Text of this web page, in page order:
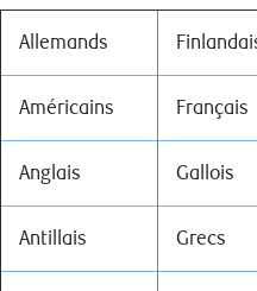
Allemands
Américains Français
Anglais Gallois
Antillais Grecs